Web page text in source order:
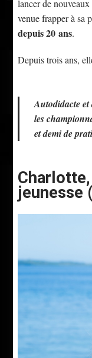
lancer de
venue frapper à sa
depuis 20 ans.
Depuis trois ans,
Autodidacte
les
et demi de
jeunesse